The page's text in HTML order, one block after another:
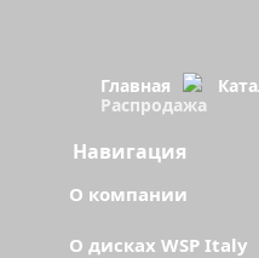
Главная
Распродажа
Навигация
О компании
О дисках WSP Italy